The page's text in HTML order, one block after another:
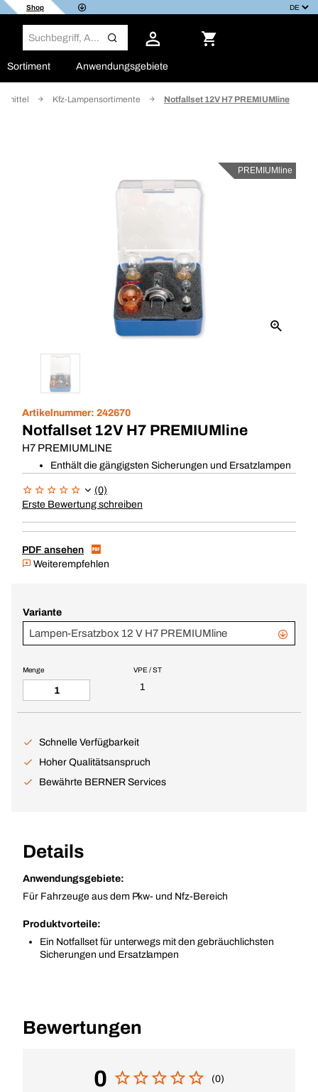
Shop
Sortiment Anwendungsgebiete
Kfz-Lampensortimente Notfallset 12V H7 PREMIUMline
PREMIUMline
Artikelnummer: 242670
Notfallset 12V H7 PREMIUMline
H7 PREMIUMLINE
Enthält die gängigsten Sicherungen und Ersatzlampen
(0)
Erste Bewertung schreiben
PDF ansehen
Weiterempfehlen
Variante
Lampen-Ersatzbox 12 V H7 PREMIUMline
VPE / ST
1
Menge
Schnelle Verfügbarkeit
Hoher Qualitätsanspruch
Bewährte BERNER Services
Details
Anwendungsgebiete:
Für Fahrzeuge aus dem Pkw- und Nfz-Bereich
Produktvorteile:
Ein Notfallset für unterwegs mit den gebräuchlichsten
Sicherungen und Ersatzlampen
Bewertungen
0 (0)